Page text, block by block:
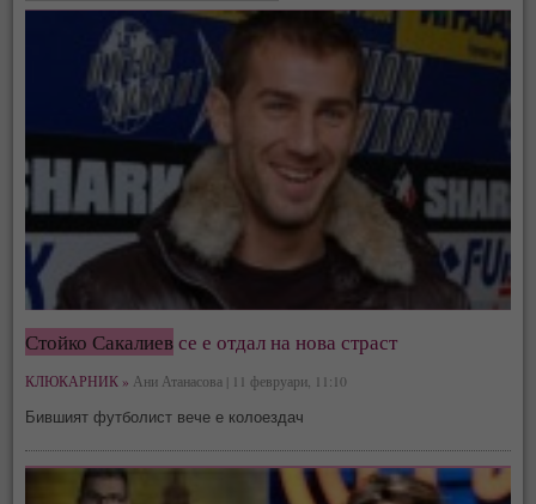
Стойко Сакалиевсе е отдал на нова страст
КЛЮКАРНИК » Ани Атанасова | 11 февруари, 11:10
Бившият футболист вече е колоездач